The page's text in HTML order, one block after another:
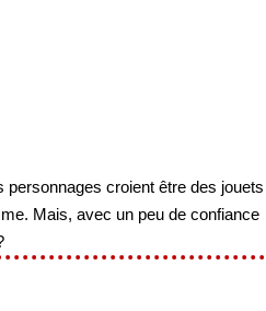
personnages croient être des jouets
Mais, avec un peu de confiance